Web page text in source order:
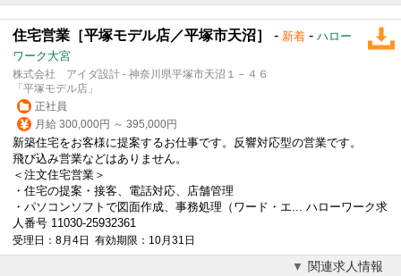
住宅営業［平塚モデル店／平塚市天沼］ - 新着 - ハロー
ワーク大宮
株式会社 アイダ設計 - 神奈川県平塚市天沼１－４６
「平塚モデル店」
正社員
月給 300,000円 ～ 395,000円
新築住宅をお客様に提案するお仕事です。反響対応型の営業です。
飛び込み営業などはありません。
＜注文住宅営業 ＞
・住宅の提案・接客、電話対応、店舗管理
・パソコンソフトで図面作成、事務処理（ワード・エ... ハローワーク求
人番号 11030-25932361
受理日：8月4日 有効期限：10月31日
関連求人情報